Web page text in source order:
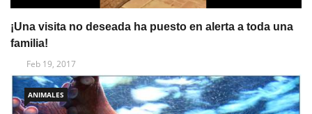
¡Una visita no deseada ha puesto en alerta a toda una
familia!
Feb 19, 2017
ANIMALES